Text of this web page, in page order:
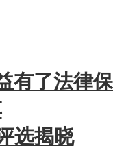
有了法
选揭晓